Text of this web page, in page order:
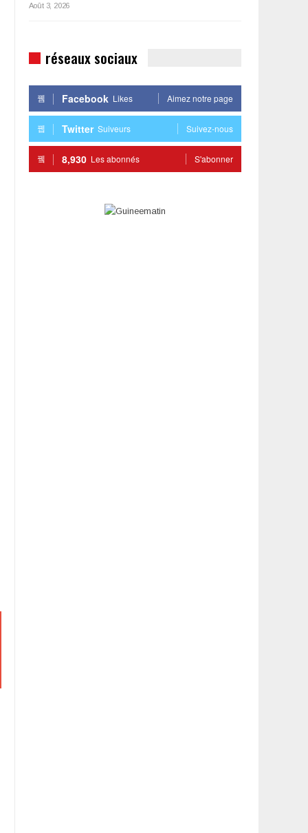
Août 3, 2026
réseaux sociaux
Facebook Likes Aimez notre page
Twitter Suiveurs Suivez-nous
8,930 Les abonnés S'abonner